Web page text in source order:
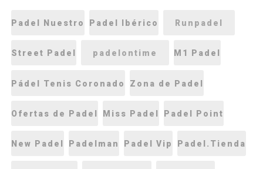
Padel Nuestro Padel Ibérico Runpadel
Street Padel padelontime M1 Padel
Pádel Tenis Coronado Zona de Padel
Ofertas de Padel Miss Padel Padel Point
New Padel Padelman Padel Vip Padel.Tienda